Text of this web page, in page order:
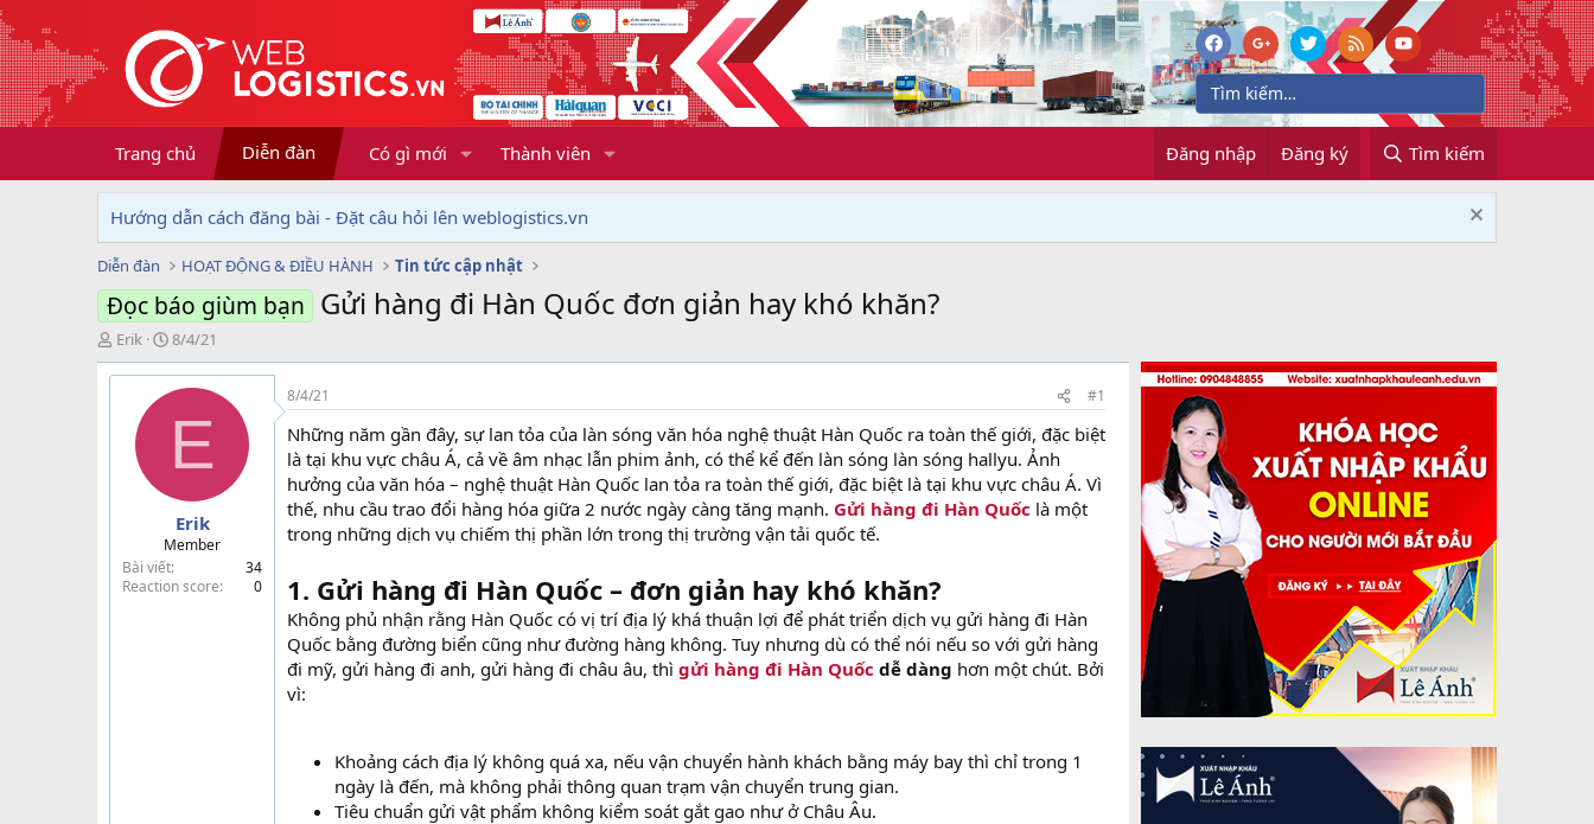
Trang chủ Diễn đàn Có gì mới Thành viên Đăng nhập Đăng ký Tìm kiếm
Hướng dẫn cách đăng bài - Đặt câu hỏi lên weblogistics.vn
Diễn đàn HOẠT ĐỘNG & ĐIỀU HÀNH Tin tức cập nhật
Đọc báo giùm bạn Gửi hàng đi Hàn Quốc đơn giản hay khó khăn?
T
h
r
Erik
N
g
à
g
8/4/21
E
Erik
Member
Bài viết
34
Reaction score
0
8/4/21 #1
Những năm gần đây, sự lan tỏa của làn sóng văn hóa nghệ thuật Hàn Quốc ra toàn thế giới, đặc biệt
là tại khu vực châu Á, cả về âm nhạc lẫn phim ảnh, có thể kể đến làn sóng làn sóng hallyu. Ảnh
hưởng của văn hóa – nghệ thuật Hàn Quốc lan tỏa ra toàn thế giới, đặc biệt là tại khu vực châu Á. Vì
thế, nhu cầu trao đổi hàng hóa giữa 2 nước ngày càng tăng mạnh. Gửi hàng đi Hàn Quốc là một
trong những dịch vụ chiếm thị phần lớn trong thị trường vận tải quốc tế.
1. Gửi hàng đi Hàn Quốc – đơn giản hay khó khăn?
Không phủ nhận rằng Hàn Quốc có vị trí địa lý khá thuận lợi để phát triển dịch vụ gửi hàng đi Hàn
Quốc bằng đường biển cũng như đường hàng không. Tuy nhưng dù có thể nói nếu so với gửi hàng
đi mỹ, gửi hàng đi anh, gửi hàng đi châu âu, thì gửi hàng đi Hàn Quốc dễ dàng hơn một chút. Bởi
vì:
Khoảng cách địa lý không quá xa, nếu vận chuyển hành khách bằng máy bay thì chỉ trong 1
ngày là đến, mà không phải thông quan trạm vận chuyển trung gian.
Tiêu chuẩn gửi vật phẩm không kiểm soát gắt gao như ở Châu Âu.